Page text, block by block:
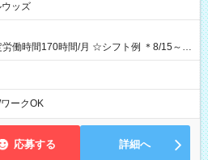
ッズ
時間/月 ☆シフト例 ＊8/15～
～12：00 17：00～21：00 ＊8/31
あります！ 12：00～16：00 ＊9/6～
ークOK
応募する 詳細へ